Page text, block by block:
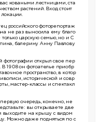
коваными лестницами, ста
растений. Вход стоит
российского фоторепортаж
не раз выносила ему благо
царскую семью, но и С
балерину Анну Павлову
фотографии открыл свое пер
В 1908 он фотоателье приобр
пространство, в котор
исторической и совр
мастер-классы и спектакл
очередь, конечно, не
вы открываете две
выходите на крышу с видом
Можно даже подняться по с